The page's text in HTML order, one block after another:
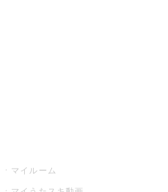
マイルーム